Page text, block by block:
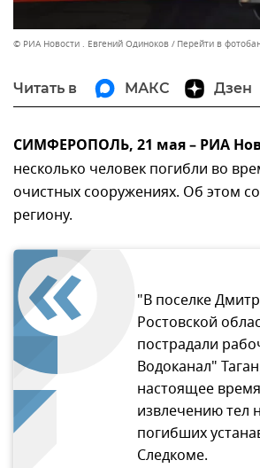
© РИА Новости . Евгений Одиноков Перейти в
Читать в МАКС Дзен
СИМФЕРОПОЛЬ, 21 мая – РИА
несколько человек погибли во
очистных сооружениях. Об этом
региону.
"В поселке
Ростовской
пострадали
Водоканал"
настоящее
извлечению тел
погибших
Следкоме.